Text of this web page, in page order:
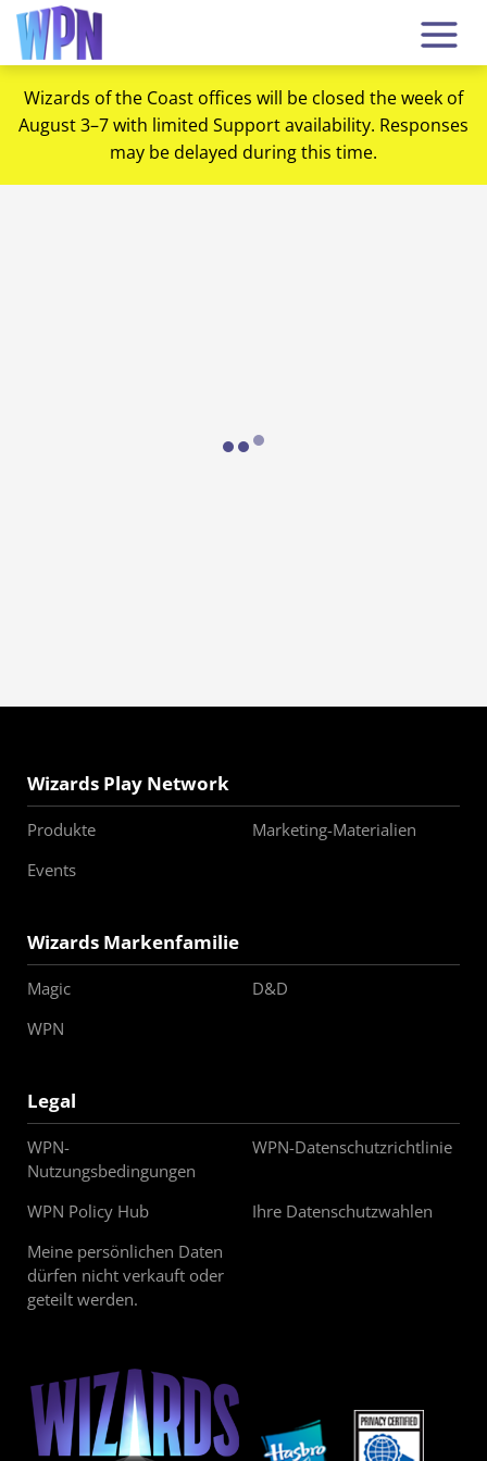
Wizards of the Coast offices will be closed the week of
August 3–7 with limited Support availability. Responses
may be delayed during this time.
Loading...
Wizards Play Network
Produkte
Marketing-Materialien
Events
Wizards Markenfamilie
Magic
D&D
WPN
Legal
WPN-
Nutzungsbedingungen
WPN-Datenschutzrichtlinie
WPN Policy Hub
Ihre Datenschutzwahlen
Meine persönlichen Daten
dürfen nicht verkauft oder
geteilt werden.